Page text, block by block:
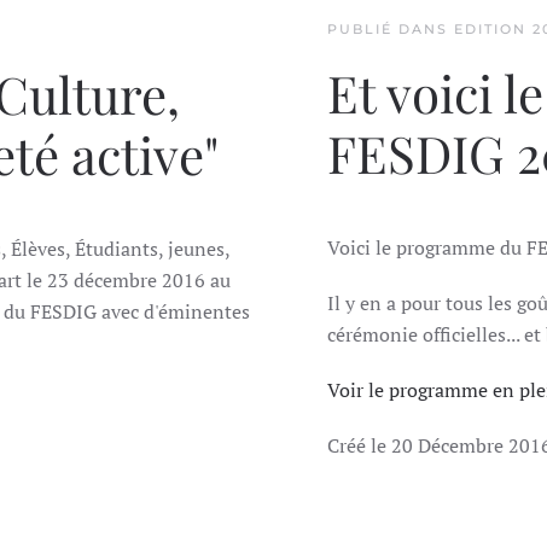
active"
Étudiants, jeunes,
le 23 décembre 2016 au
FESDIG avec d'éminentes
PUBLIÉ DANS EDITION
Et voici
FESDIG
Voici le programme du
Il y en a pour tous les
cérémonie officielles...
Voir le programme en
Créé le 20 Décembre